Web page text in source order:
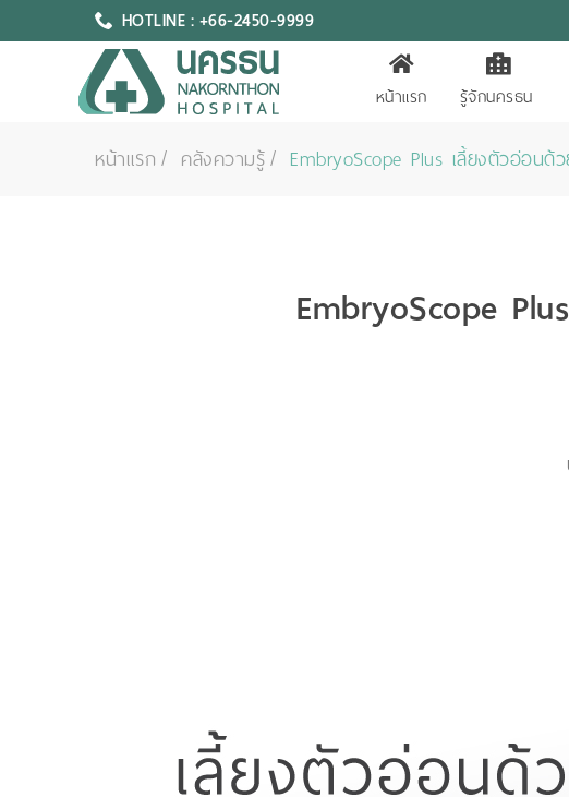
HOTLINE : +66-2450-9999
หน้าแรก รู้จักนครธน
หน้าแรก คลังความรู้ EmbryoScope Plus เลี้ยงตัวอ่อนด้
EmbryoScope